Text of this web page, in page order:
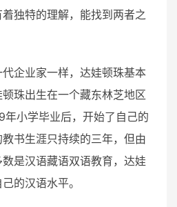
独特的理解，能找到两者之
企业家一样，达娃顿珠基本
珠出生在一个藏东林芝地区
年小学毕业后，开始了自己的
书生涯只持续的三年，但由
是汉语藏语双语教育，达娃
的汉语水平。